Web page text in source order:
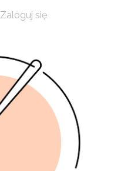
Zaloguj się